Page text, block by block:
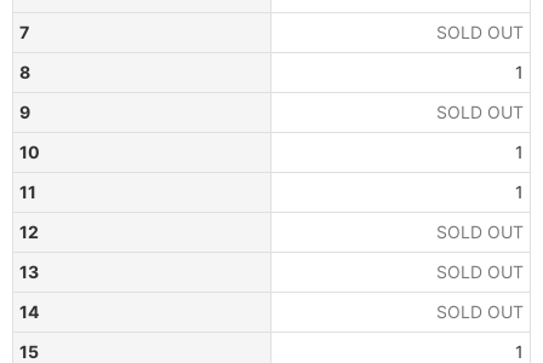
7
SOLD OUT
8
1
9
SOLD OUT
10
1
11
1
12
SOLD OUT
13
SOLD OUT
14
SOLD OUT
15
1